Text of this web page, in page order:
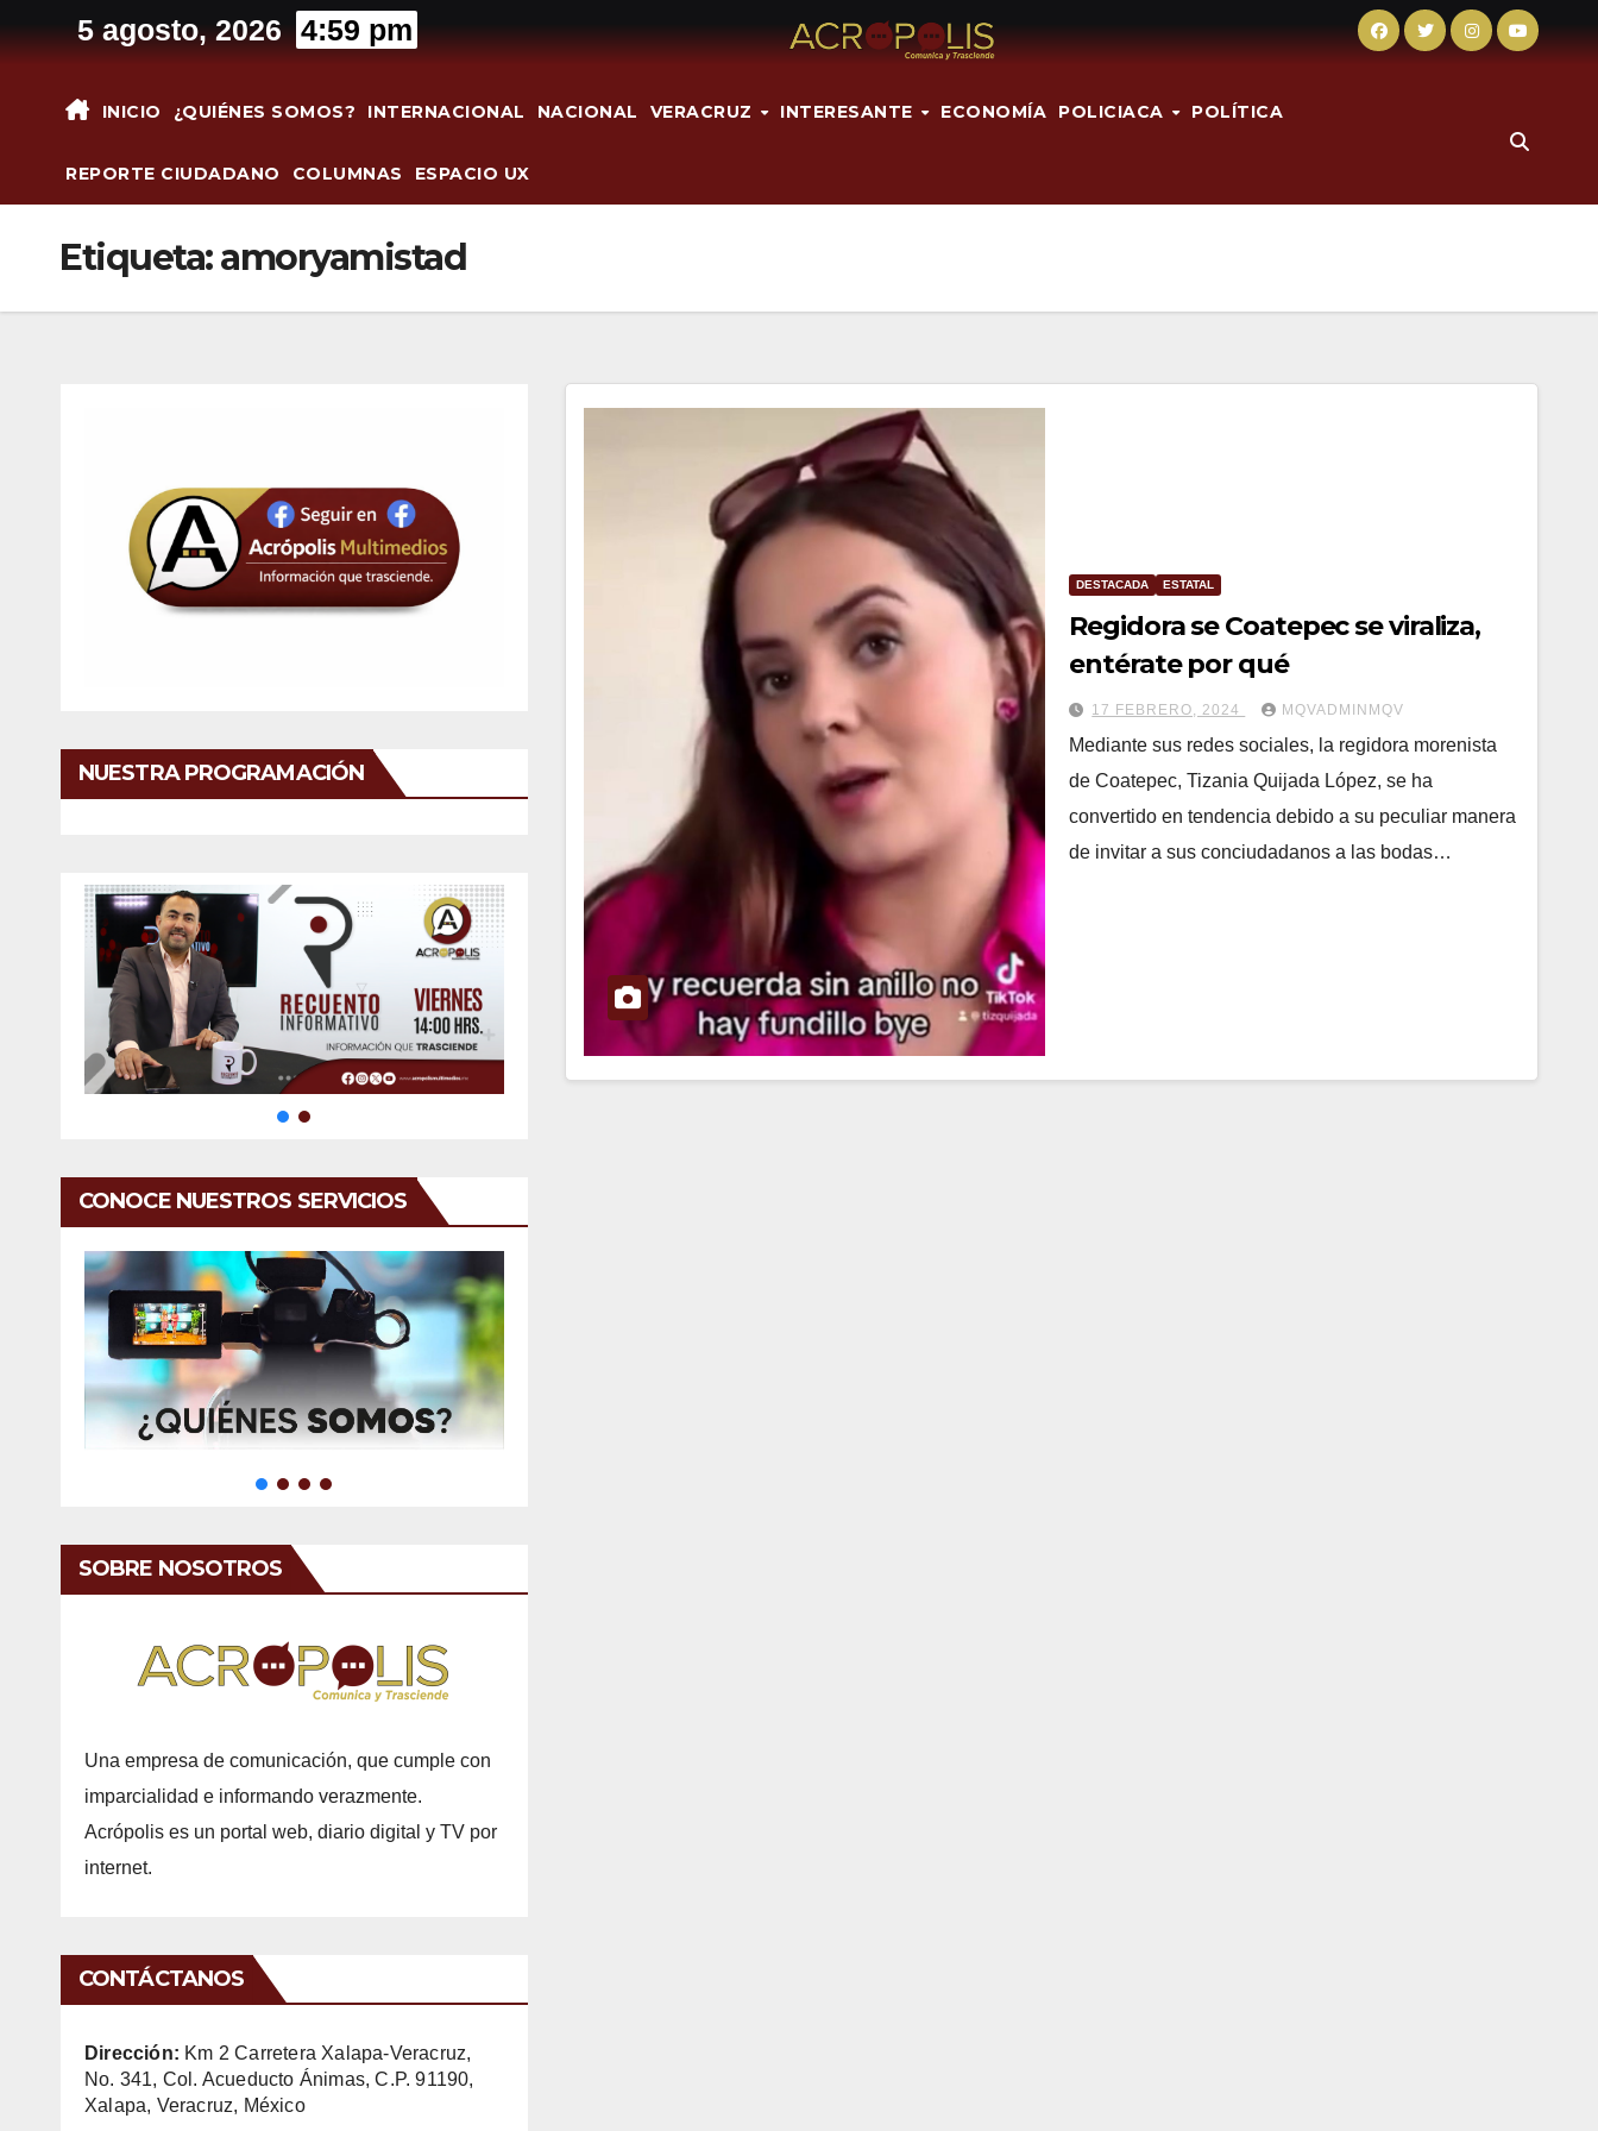
al
5 agosto, 2026 4:59 pm
INICIO ¿QUIÉNES SOMOS? INTERNACIONAL NACIONAL VERACRUZ INTERESANTE ECONOMÍA POLICIACA POLÍTICA
REPORTE CIUDADANO COLUMNAS ESPACIO UX
Etiqueta:amoryamistad
NUESTRA PROGRAMACIÓN
CONOCE NUESTROS SERVICIOS
SOBRE NOSOTROS
Una empresa de comunicación, que cumple con
imparcialidad e informando verazmente.
Acrópolis es un portal web, diario digital y TV por
internet.
CONTÁCTANOS
Dirección: Km 2 Carretera Xalapa-Veracruz,
No. 341, Col. Acueducto Ánimas, C.P. 91190,
Xalapa, Veracruz, México
DESTACADA ESTATAL
Regidora se Coatepec se viraliza,
entérate por qué
17 FEBRERO, 2024 MQVADMINMQV
Mediante sus redes sociales, la regidora morenista
de Coatepec, Tizania Quijada López, se ha
convertido en tendencia debido a su peculiar manera
de invitar a sus conciudadanos a las bodas…